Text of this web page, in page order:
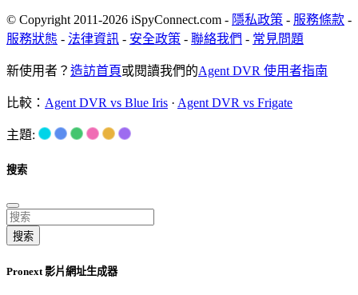
© Copyright 2011-2026 iSpyConnect.com - 隱私政策 - 服務條款 -
服務狀態 - 法律資訊 - 安全政策 - 聯絡我們 - 常見問題
新使用者？ 造訪首頁或閱讀我們的Agent DVR 使用者指南
比較： Agent DVR vs Blue Iris · Agent DVR vs Frigate
主題:
搜索
搜索
Pronext 影片網址生成器